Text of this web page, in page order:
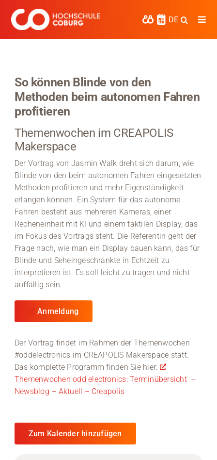
Inhalt
springen
DE
Kooperieren
Hochschule Coburg
Regionalentwicklung
Entdecke die Region
Informationen für …
Kontakt
Medien
Stellenangebote
News
Veranstaltungen
So können Blinde von den
Methoden beim autonomen Fahren
profitieren
Themenwochen im CREAPOLIS
Makerspace
Der Vortrag von Jasmin Walk dreht sich darum, wie
Blinde von den beim autonomen Fahren eingesetzten
Methoden profitieren und mehr Eigenständigkeit
erlangen können. Ein System für das autonome
Fahren besteht aus mehreren Kameras, einer
Recheneinheit mit KI und einem taktilen Display, das
im Fokus des Vortrags steht. Die Referentin geht der
Frage nach, wie man ein Display bauen kann, das für
Blinde und Seheingeschränkte in Echtzeit zu
interpretieren ist. Es soll leicht zu tragen und nicht
auffällig sein.
Anmeldung
Der Vortrag findet im Rahmen der Themenwochen
#oddelectronics im CREAPOLIS Makerspace statt.
Das komplette Programm finden Sie hier:
Themenwochen odd electronics: Terminübersicht –
Newsblog – Aktuell – Creapolis
Zum Kalender hinzufügen